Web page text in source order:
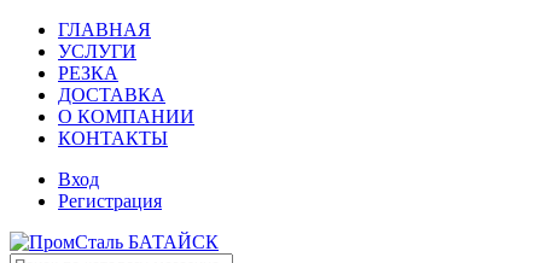
ГЛАВНАЯ
УСЛУГИ
РЕЗКА
ДОСТАВКА
О КОМПАНИИ
КОНТАКТЫ
Вход
Регистрация